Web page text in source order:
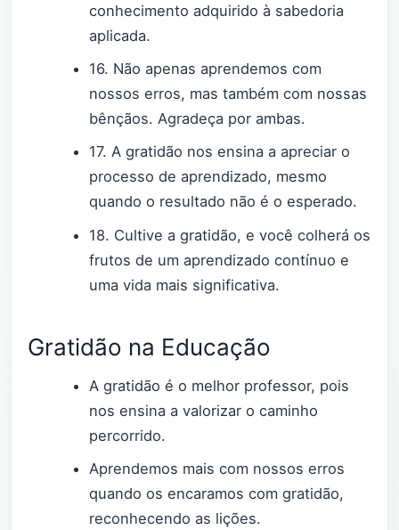
conhecimento adquirido à sabedoria
aplicada.
16. Não apenas aprendemos com
nossos erros, mas também com nossas
bênçãos. Agradeça por ambas.
17. A gratidão nos ensina a apreciar o
processo de aprendizado, mesmo
quando o resultado não é o esperado.
18. Cultive a gratidão, e você colherá os
frutos de um aprendizado contínuo e
uma vida mais significativa.
Gratidão na Educação
A gratidão é o melhor professor, pois
nos ensina a valorizar o caminho
percorrido.
Aprendemos mais com nossos erros
quando os encaramos com gratidão,
reconhecendo as lições.